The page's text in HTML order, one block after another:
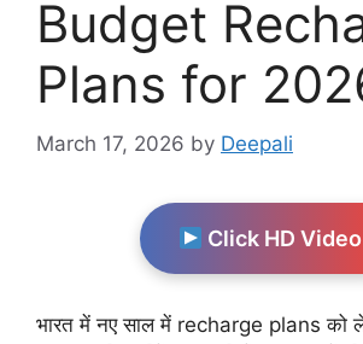
Budget
Plans for
March 17, 2026 by Deepali
Click HD Video
भारत में नए साल में recharge plans को